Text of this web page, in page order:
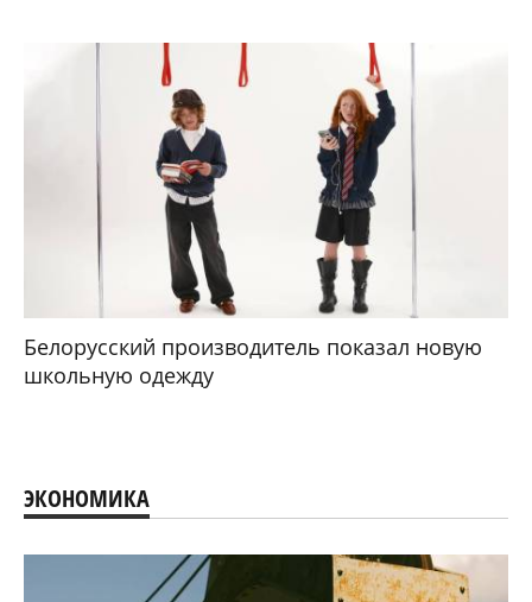
Белорусский производитель показал новую
школьную одежду
ЭКОНОМИКА